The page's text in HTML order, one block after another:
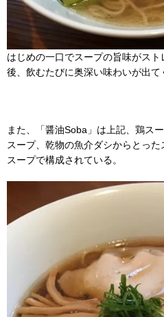
はじめの一口でスープの旨味がス
後、飲むたびに奥深い味わいが出て
また、「醤油Soba」は上記、鶏ス
スープ、乾物の魚介ダシからとっ
スープで構成されている。